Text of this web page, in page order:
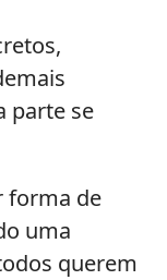
parte se
forma de
uma
querem